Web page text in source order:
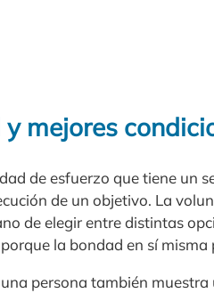
mejores
de esfuerzo que tiene un
de un objetivo. La
de elegir entre distintas
la bondad en sí misma
persona también muestra